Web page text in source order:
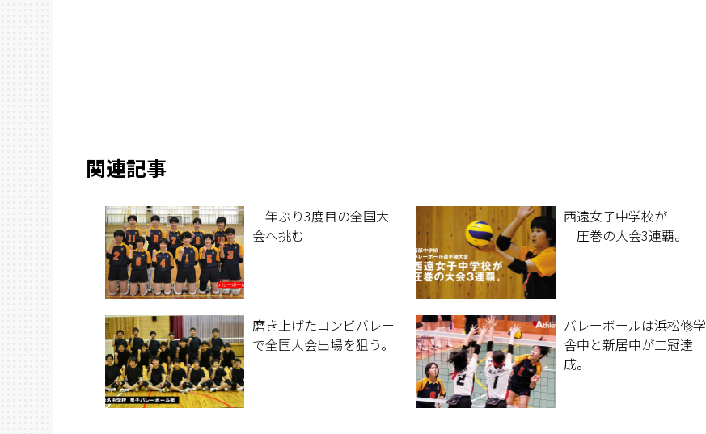
関連記事
二年ぶり3度目の全国大
会へ挑む
西遠女子中学校が
圧巻の大会3連覇。
磨き上げたコンビバレー
で全国大会出場を狙う。
バレーボールは浜松修学
舎中と新居中が二冠達
成。